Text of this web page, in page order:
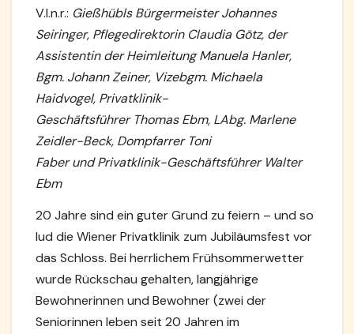
V.l.n.r.: Gießhübls Bürgermeister Johannes
Seiringer, Pflegedirektorin Claudia Götz, der
Assistentin der Heimleitung Manuela Hanler,
Bgm. Johann Zeiner, Vizebgm. Michaela
Haidvogel, Privatklinik-
Geschäftsführer Thomas Ebm, LAbg. Marlene
Zeidler-Beck, Dompfarrer Toni
Faber und Privatklinik-Geschäftsführer Walter
Ebm
20 Jahre sind ein guter Grund zu feiern – und so
lud die Wiener Privatklinik zum Jubiläumsfest vor
das Schloss. Bei herrlichem Frühsommerwetter
wurde Rückschau gehalten, langjährige
Bewohnerinnen und Bewohner (zwei der
Seniorinnen leben seit 20 Jahren im